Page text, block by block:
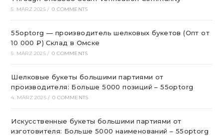
5. MÄRZ 2025 / 0 COMMENTS
55optorg — производитель шелковых букетов (Опт от
10 000 ₽) Склад в Омске
5. MÄRZ 2025 / 0 COMMENTS
Шелковые букеты большими партиями от
производителя: Больше 5000 позиций – 55optorg
4. MÄRZ 2025 / 0 COMMENTS
Искусственные букеты большими партиями от
изготовителя: Больше 5000 наименований – 55optorg